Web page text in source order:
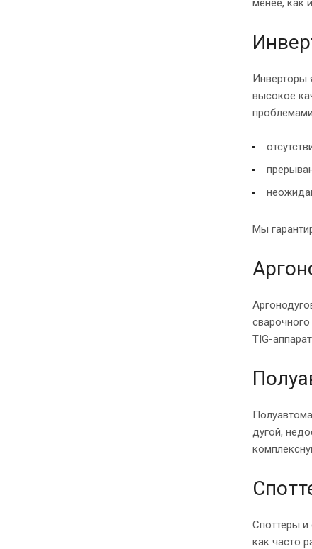
менее, как
Инверторы
высокое
Мы
TIG-
дугой,
Споттеры и
как часто